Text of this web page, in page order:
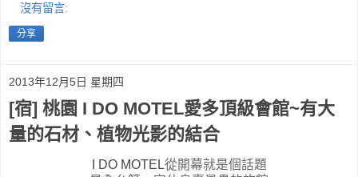
沒有留言:
分享
2013年12月5日 星期四
[宿] 桃園 I DO MOTEL愛多頂級會館~有大
量的石材、植物光影的結合
I DO MOTEL從開幕就是個話題